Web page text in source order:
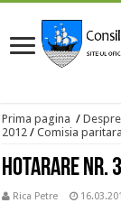
Prima pagina /
2012 / Comisia paritara
Hotarare nr.
Rica Petre